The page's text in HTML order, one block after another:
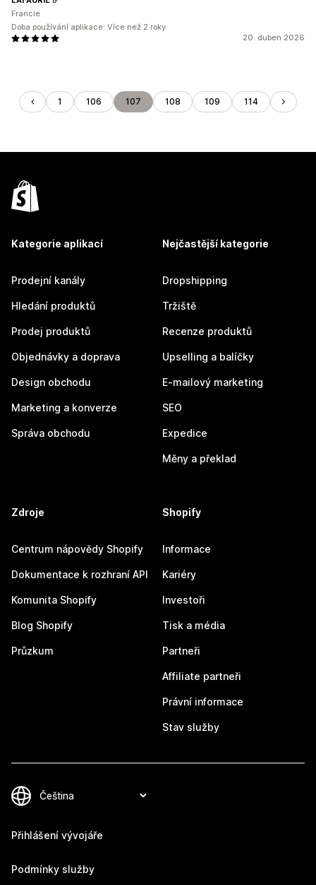
20. duben 2026
Francie
Doba používání aplikace: Více než 2 roky
1 106 107 108 109 114
Kategorie aplikací
Prodejní kanály
Hledání produktů
Prodej produktů
Objednávky a doprava
Design obchodu
Marketing a konverze
Správa obchodu
Nejčastější kategorie
Dropshipping
Tržiště
Recenze produktů
Upselling a balíčky
E-mailový marketing
SEO
Expedice
Měny a překlad
Zdroje
Centrum nápovědy Shopify
Dokumentace k rozhraní API
Komunita Shopify
Blog Shopify
Průzkum
Shopify
Informace
Kariéry
Investoři
Tisk a média
Partneři
Affiliate partneři
Právní informace
Stav služby
Přihlášení vývojáře
Podmínky služby